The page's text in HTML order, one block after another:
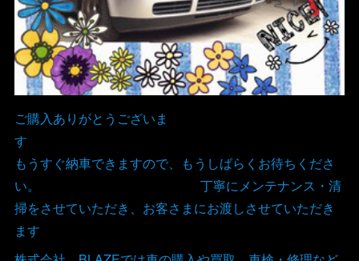
ご購入ありがとうございま
す
もうすぐ納車できますので、もうしばらくお待ちくださ
い。 丁寧にメンテナンス・清
掃をさせていただき、お客さまにお渡しさせていただき
ます